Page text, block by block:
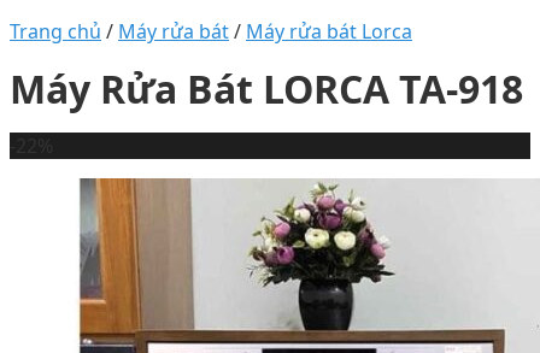
Trang chủ / Máy rửa bát/ Máy rửa bát Lorca
Máy Rửa Bát LORCA TA-918